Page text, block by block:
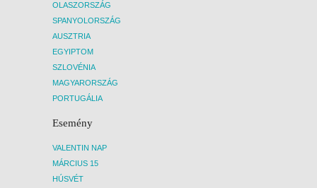
OLASZORSZÁG
SPANYOLORSZÁG
AUSZTRIA
EGYIPTOM
SZLOVÉNIA
MAGYARORSZÁG
PORTUGÁLIA
Esemény
VALENTIN NAP
MÁRCIUS 15
HÚSVÉT